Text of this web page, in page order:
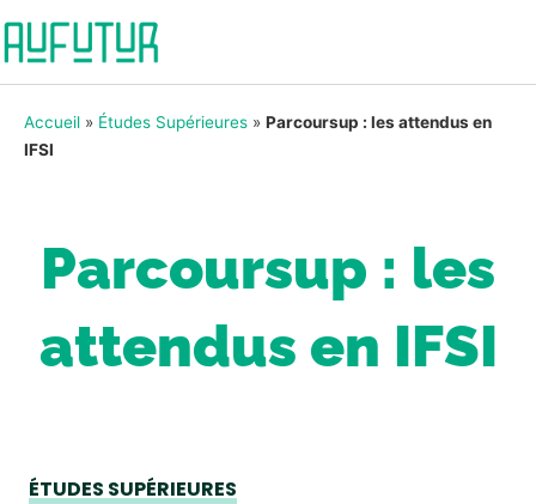
Accueil » Études Supérieures » Parcoursup : les attendus en
IFSI
Parcoursup : les
attendus en IFSI
ÉTUDES SUPÉRIEURES